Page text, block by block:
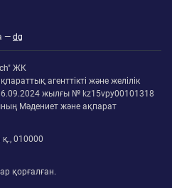
— dg
ЖК
агенттікті және желілік
жылғы № kz15vpy00101318
Мәдениет және ақпарат
қ., 010000
қорғалған.